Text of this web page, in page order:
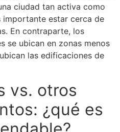
ciudad tan activa como
importante estar cerca de
En contraparte, los
se ubican en zonas menos
las edificaciones de
vs. otros
¿qué es